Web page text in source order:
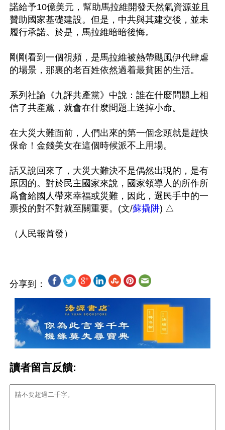
諾給予10億美元，幫助馬拉維開發天然氣資源並且
贊助國家基礎建設。但是，中共與其建交後，並未
履行承諾。於是，馬拉維暗暗後悔。
剛剛看到一個視頻，是馬拉維被熱帶颶風伊代肆虐
的場景，那裏的老百姓依然過着最貧困的生活。
系列社論《九評共產黨》中說：誰在什麼問題上相
信了共產黨，就會在什麼問題上送掉小命。
在大災大難面前，人們出來的第一個念頭就是趕快
保命！金錢美女在這個時候派不上用場。
話又說回來了，大災大難決不是偶然出現的，是有
原因的。對於民主國家來說，國家領導人的所作所
爲會給國人帶來幸福或災難，因此，選民手中的一
票投的對不對就至關重要。(文/蘇撬阱) △
分享到：
讀者留言反饋: